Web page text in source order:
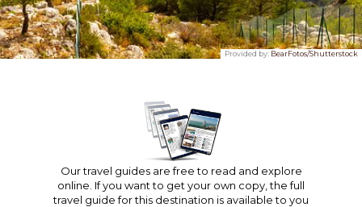
Provided by: BearFotos/Shutterstock
Our travel guides are free to read and explore
online. If you want to get your own copy, the full
travel guide for this destination is available to you